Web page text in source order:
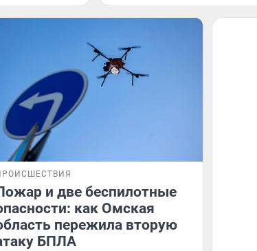
и две беспилотные
как Омская
пережила вторую
БПЛА